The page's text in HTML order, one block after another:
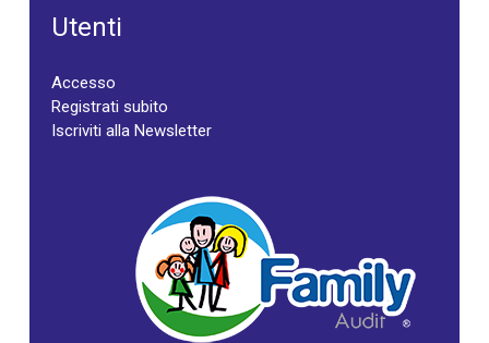
Utenti
Accesso
Registrati subito
Iscriviti alla Newsletter